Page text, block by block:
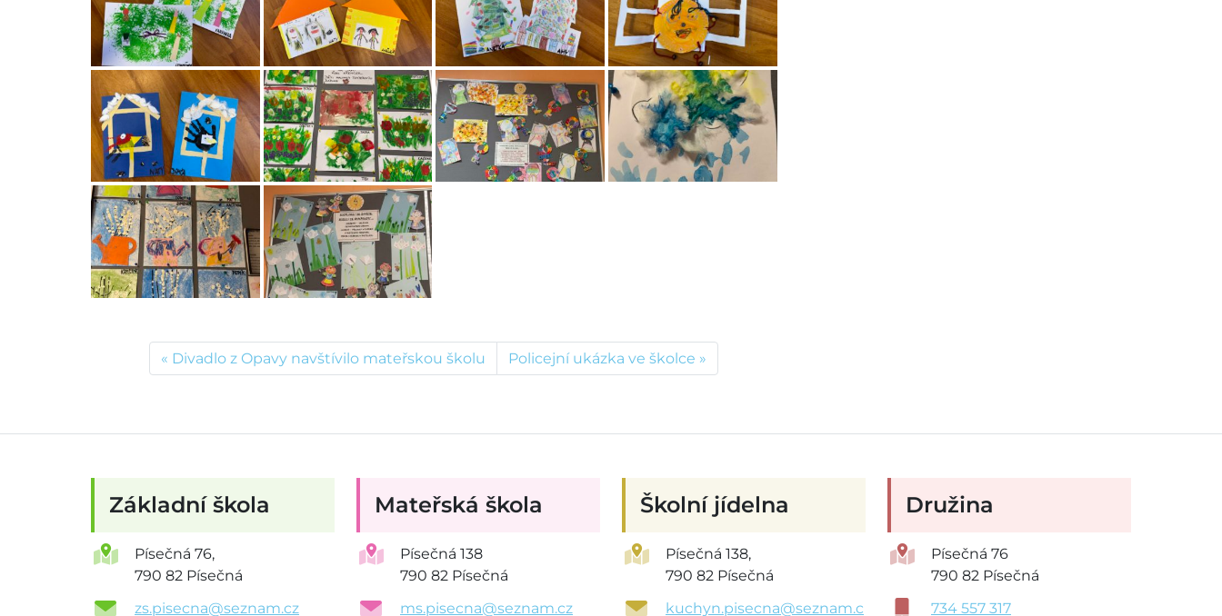
Divadlo z Opavy navštívilo mateřskou školu Policejní ukázka ve školce
Základní škola
Písečná 76,
790 82 Písečná
zs.pisecna@seznam.cz
Mateřská škola
Písečná 138
790 82 Písečná
ms.pisecna@seznam.cz
Školní jídelna
Písečná 138,
790 82 Písečná
kuchyn.pisecna@seznam.c
Družina
Písečná 76
790 82 Písečná
734 557 317